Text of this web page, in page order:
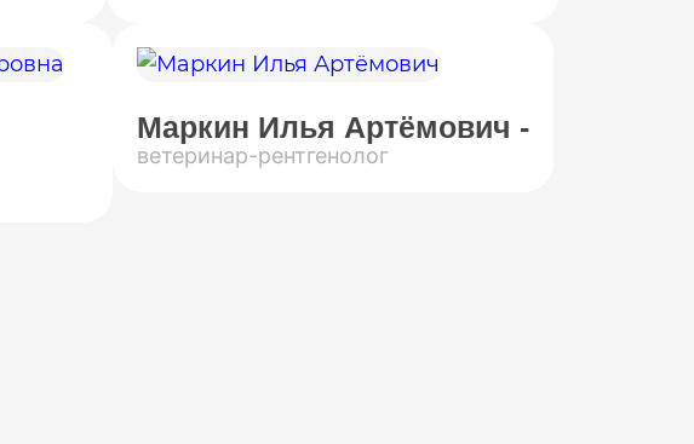
Маркин Илья Артёмович -
ветеринар-рентгенолог